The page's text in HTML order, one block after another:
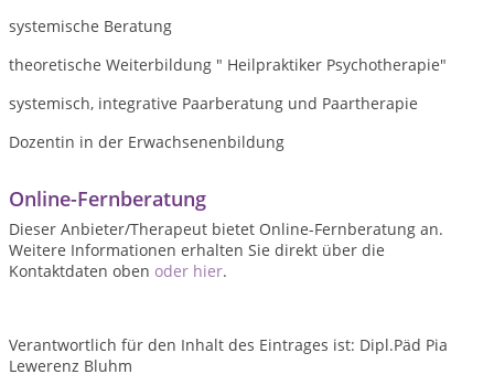
systemische Beratung
theoretische Weiterbildung " Heilpraktiker Psychotherapie"
systemisch, integrative Paarberatung und Paartherapie
Dozentin in der Erwachsenenbildung
Online-Fernberatung
Dieser Anbieter/Therapeut bietet Online-Fernberatung an.
Weitere Informationen erhalten Sie direkt über die
Kontaktdaten oben oder hier.
Verantwortlich für den Inhalt des Eintrages ist: Dipl.Päd Pia
Lewerenz Bluhm